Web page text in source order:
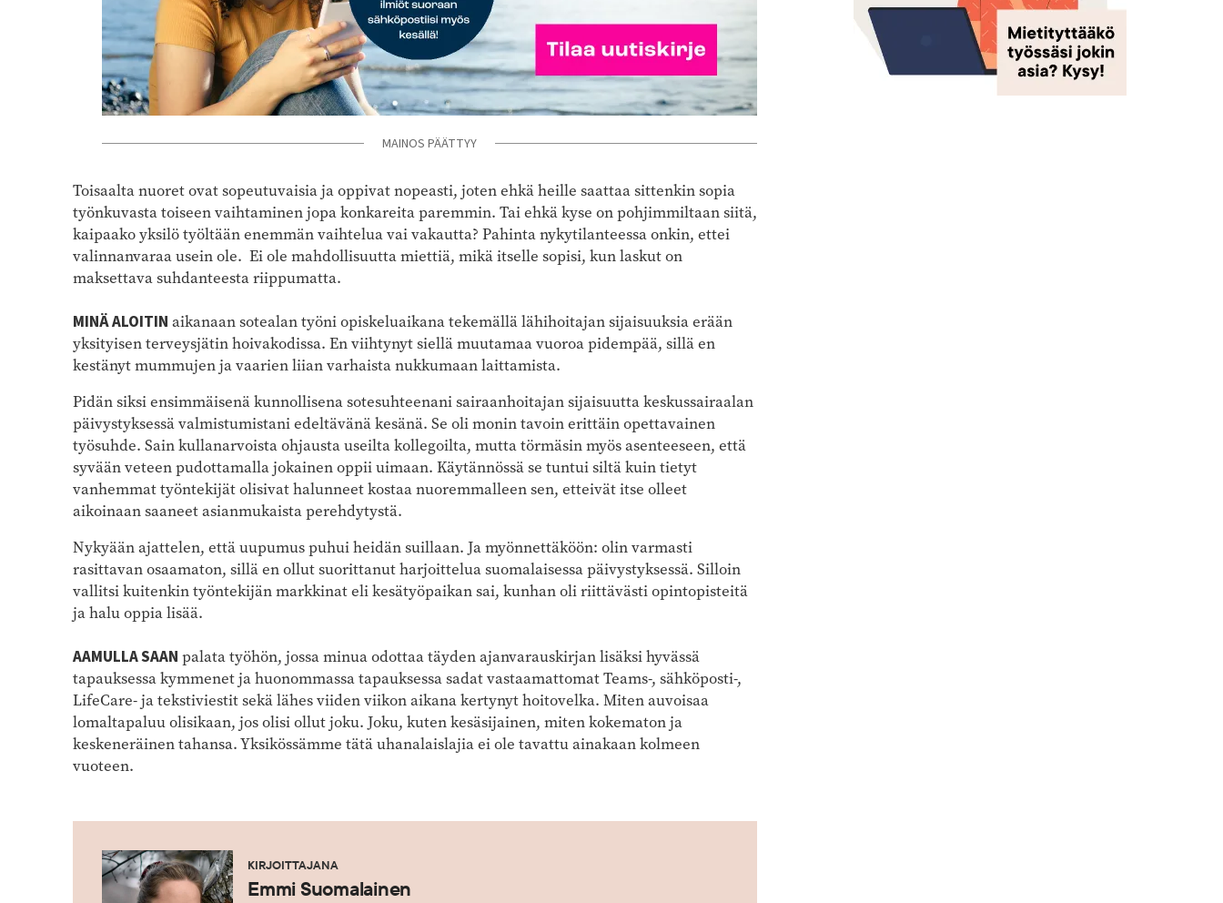
MAINOS PÄÄTTYY
Toisaalta nuoret ovat sopeutuvaisia ja oppivat nopeasti, joten ehkä heille saattaa sittenkin sopia
työnkuvasta toiseen vaihtaminen jopa konkareita paremmin. Tai ehkä kyse on pohjimmiltaan siitä,
kaipaako yksilö työltään enemmän vaihtelua vai vakautta? Pahinta nykytilanteessa onkin, ettei
valinnanvaraa usein ole. Ei ole mahdollisuutta miettiä, mikä itselle sopisi, kun laskut on
maksettava suhdanteesta riippumatta.
MINÄ ALOITIN aikanaan sotealan työni opiskeluaikana tekemällä lähihoitajan sijaisuuksia erään
yksityisen terveysjätin hoivakodissa. En viihtynyt siellä muutamaa vuoroa pidempää, sillä en
kestänyt mummujen ja vaarien liian varhaista nukkumaan laittamista.
Pidän siksi ensimmäisenä kunnollisena sotesuhteenani sairaanhoitajan sijaisuutta keskussairaalan
päivystyksessä valmistumistani edeltävänä kesänä. Se oli monin tavoin erittäin opettavainen
työsuhde. Sain kullanarvoista ohjausta useilta kollegoilta, mutta törmäsin myös asenteeseen, että
syvään veteen pudottamalla jokainen oppii uimaan. Käytännössä se tuntui siltä kuin tietyt
vanhemmat työntekijät olisivat halunneet kostaa nuoremmalleen sen, etteivät itse olleet
aikoinaan saaneet asianmukaista perehdytystä.
Nykyään ajattelen, että uupumus puhui heidän suillaan. Ja myönnettäköön: olin varmasti
rasittavan osaamaton, sillä en ollut suorittanut harjoittelua suomalaisessa päivystyksessä. Silloin
vallitsi kuitenkin työntekijän markkinat eli kesätyöpaikan sai, kunhan oli riittävästi opintopisteitä
ja halu oppia lisää.
AAMULLA SAAN palata työhön, jossa minua odottaa täyden ajanvarauskirjan lisäksi hyvässä
tapauksessa kymmenet ja huonommassa tapauksessa sadat vastaamattomat Teams-, sähköposti-,
LifeCare- ja tekstiviestit sekä lähes viiden viikon aikana kertynyt hoitovelka. Miten auvoisaa
lomaltapaluu olisikaan, jos olisi ollut joku. Joku, kuten kesäsijainen, miten kokematon ja
keskeneräinen tahansa. Yksikössämme tätä uhanalaislajia ei ole tavattu ainakaan kolmeen
vuoteen.
KIRJOITTAJANA
Emmi Suomalainen